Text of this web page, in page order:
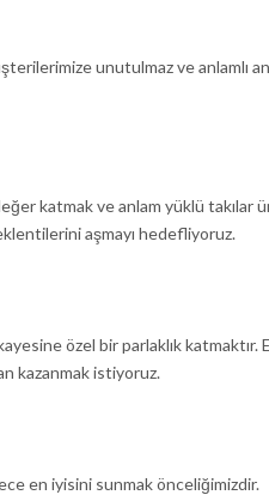
unutulmaz ve anlamlı
katmak ve anlam yüklü takılar
aşmayı hedefliyoruz.
özel bir parlaklık katmaktır.
kazanmak istiyoruz.
en iyisini sunmak önceliğimizdir.